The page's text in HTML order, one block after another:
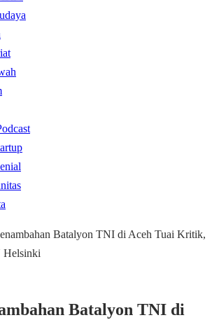
Batalyon TNI di Aceh Tuai Kritik,
Helsinki
Batalyon TNI di